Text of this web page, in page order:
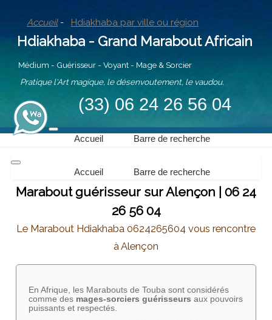
Accueil - Hdiakhaba par ville ou région
Hdiakhaba - Grand Marabout Africain
Médium - Guérisseur - Voyant - Mage & Sorcier
Pratique l'Art magique, le désenvoutement, le vaudou.
(33) 06 24 26 56 04
Accueil Barre de recherche
Accueil Barre de recherche
Marabout guérisseur sur Alençon | 06 24
26 56 04
Le Marabout Hdiakhaba 0624265604 vous rencontre
à Alençon
En Afrique, les Marabouts de Touba sont considérés
comme des mages-sorciers guérisseurs aux pouvoirs
puissants et respectés.